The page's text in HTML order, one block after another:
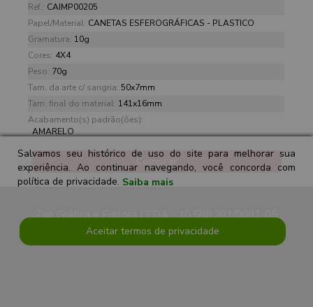
Ref.: CAIMP00205
Papel/Material: CANETAS ESFEROGRÁFICAS - PLASTICO
Gramatura: 10g
Cores: 4X4
Peso: 70g
Tam. da arte c/ sangria: 50x7mm
Tam. final do material: 141x16mm
Acabamento(s) padrão(ões):
AMARELO
Comprar
Zap Gráfica e Editora LTDA - 10.588.201/0001-05
Salvamos seu histórico de uso do site para melhorar sua
experiência. Ao continuar navegando, você concorda com
política de privacidade. Saiba mais
Aceitar termos de privacidade